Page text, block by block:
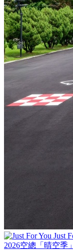
Just
2026空總「晴空季